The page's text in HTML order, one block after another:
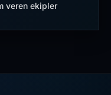
veren ekipler